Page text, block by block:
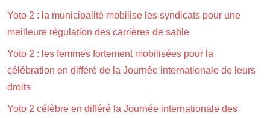
Yoto 2 : la municipalité mobilise les syndicats pour une
meilleure régulation des carrières de sable
Yoto 2 : les femmes fortement mobilisées pour la
célébration en différé de la Journée internationale de leurs
droits
Yoto 2 célèbre en différé la Journée internationale des